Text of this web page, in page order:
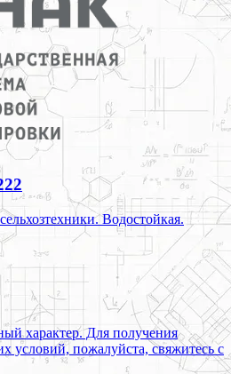
Водостойкая.
характер. Для получения
условий, пожалуйста, свяжитесь с